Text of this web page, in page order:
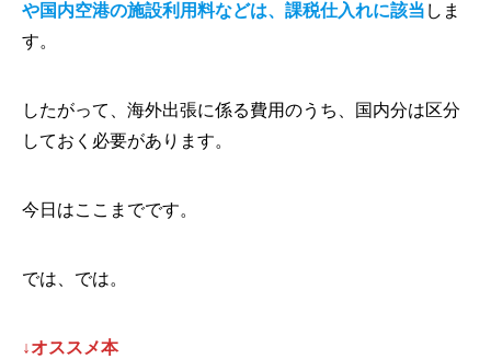
や国内空港の施設利用料などは、課税仕入れに該当 しま
す。
したがって、海外出張に係る費用のうち、国内分は区分
しておく必要があります。
今日はここまでです。
では、では。
↓オススメ本